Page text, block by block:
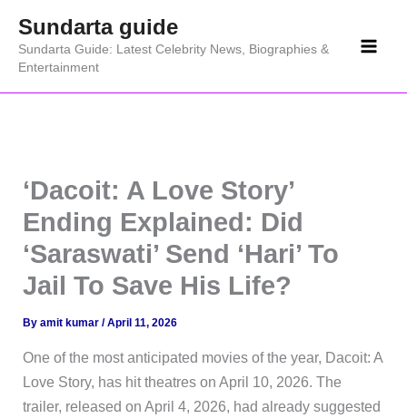
content
Sundarta guide
Sundarta Guide: Latest Celebrity News, Biographies &
Entertainment
‘Dacoit: A Love Story’
Ending Explained: Did
‘Saraswati’ Send ‘Hari’ To
Jail To Save His Life?
Byamit kumar/April 11, 2026
One of the most anticipated movies of the year, Dacoit: A
Love Story, has hit theatres on April 10, 2026. The
trailer, released on April 4, 2026, had already suggested